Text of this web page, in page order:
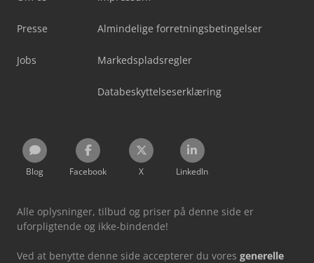
Presse
Jobs
Almindelige forretningsbetingelser
Markedspladsregler
Databeskyttelseserklæring
Blog Facebook X LinkedIn
Alle oplysninger, tilbud og priser på denne side er
uforpligtende og ikke-bindende!
Ved at benytte denne side accepterer du vores generelle